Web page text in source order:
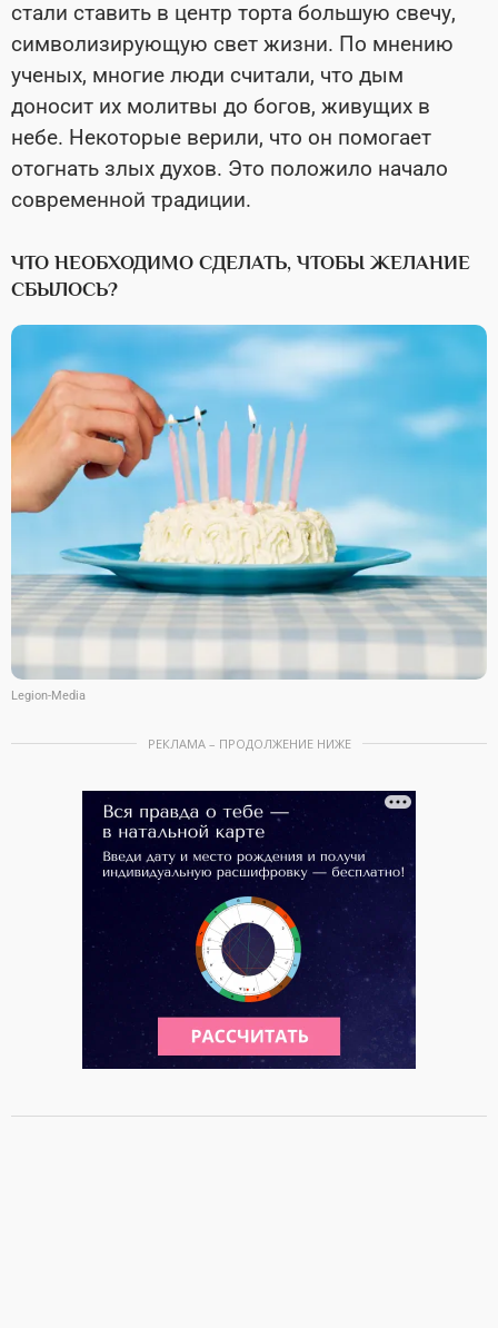
стали ставить в центр торта большую свечу,
символизирующую свет жизни. По мнению
ученых, многие люди считали, что дым
доносит их молитвы до богов, живущих в
небе. Некоторые верили, что он помогает
отогнать злых духов. Это положило начало
современной традиции.
ЧТО НЕОБХОДИМО СДЕЛАТЬ, ЧТОБЫ ЖЕЛАНИЕ
СБЫЛОСЬ?
Legion-Media
РЕКЛАМА – ПРОДОЛЖЕНИЕ НИЖЕ